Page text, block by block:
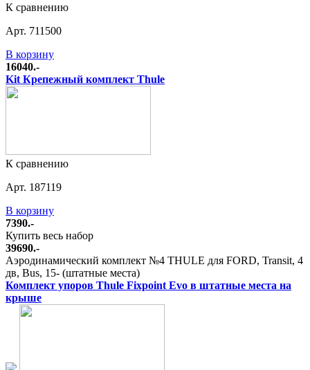
К сравнению
Арт. 711500
В корзину
16040.-
Kit Крепежный комплект Thule
К сравнению
Арт. 187119
В корзину
7390.-
Купить весь набор
39690.-
Аэродинамический комплект №4 THULE для FORD, Transit, 4
дв, Bus, 15- (штатные места)
Комплект упоров Thule Fixpoint Evo в штатные места на
крыше